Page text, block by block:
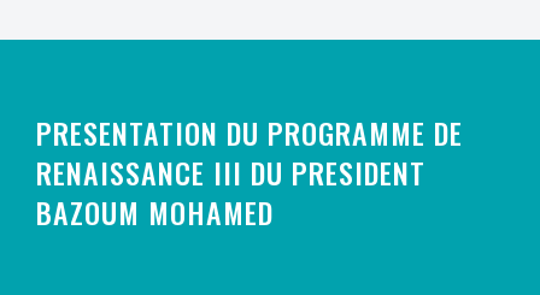
PRESENTATION DU PROGRAMME DE
RENAISSANCE III DU PRESIDENT
BAZOUM MOHAMED